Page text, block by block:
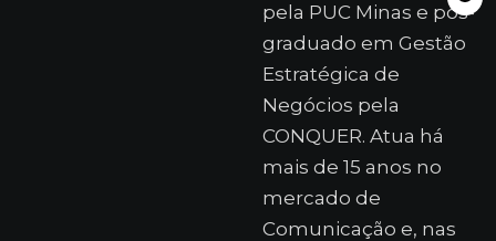
pela PUC Minas e pós-
graduado em Gestão
Estratégica de
Negócios pela
CONQUER. Atua há
mais de 15 anos no
mercado de
Comunicação e, nas